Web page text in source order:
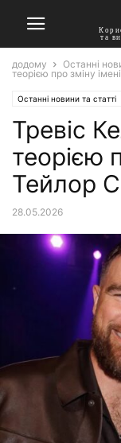
та
додому Останні
теорією про зміну
Останні новини та статті
Тревіс
теорією
Тейлор
28.05.2026